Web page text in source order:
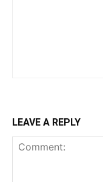
LEAVE A REPLY